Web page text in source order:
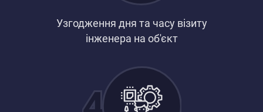
Узгодження дня та часу візиту
інженера на об'єкт